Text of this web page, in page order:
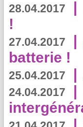
28.04.2017 |
!
27.04.2017 |
batterie !
25.04.2017 |
24.04.2017 |